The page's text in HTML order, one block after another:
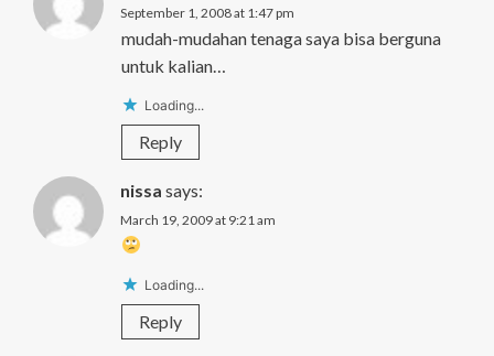
September 1, 2008 at 1:47 pm
mudah-mudahan tenaga saya bisa berguna
untuk kalian…
Loading...
Reply
nissa says:
March 19, 2009 at 9:21 am
Loading...
Reply